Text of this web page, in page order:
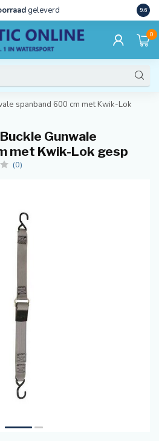
geleverd 9.6
0
spanband 600 cm met Kwik-Lok
Gunwale
met Kwik-Lok gesp
(0)